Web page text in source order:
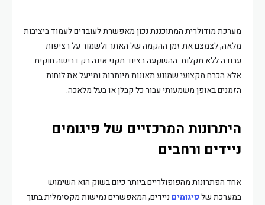
מערכת מודולרית המתוכננת נכון מאפשרת לעובדים לעמוד ביציבות
מלאה, לצמצם את זמן ההקמה של האתר ולשמור על רציפות
עבודה ללא תקלות. ההשקעה בציוד תקני אינה רק דרישה חוקית
אלא הכרח מקצועי שמונע תאונות מיותרות ומייעל את לוחות
הזמנים באופן משמעותי עבור כל קבלן או בעל מלאכה.
היתרונות המרכזיים של פיגומים
ניידים ורחבים
אחד הפתרונות מהפופולריים ביותר כיום בשוק הוא השימוש
במערכת שלפיגומים ניידים, המאפשרים גמישות מקסימלית בתוך